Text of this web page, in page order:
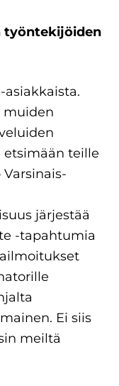
työntekijöiden
asiakkaista.
muiden
etsimään teille
järjestää
-tapahtumia
Ei siis
meiltä